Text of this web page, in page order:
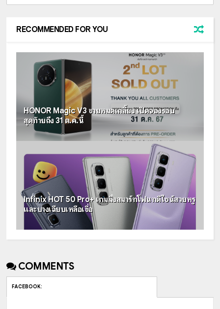
RECOMMENDED FOR YOU
HONOR Magic V3 ขายหมดเกลี้ยง เปิดจองรอบ
สุดท้ายถึง 31 ต.ค.นี้
Infinix HOT 50 Pro+ เกมมิ่งสมาร์ทโฟนทดีไซน์สวยหรู
และบางเฉียบเหลือเชื่อ
COMMENTS
FACEBOOK: